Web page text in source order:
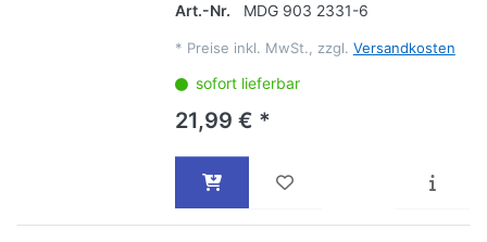
Art.-Nr.
MDG 903 2331-6
* Preise inkl. MwSt., zzgl. Versandkosten
sofort lieferbar
21,99 € *